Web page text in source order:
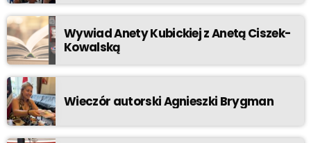
Wywiad Anety Kubickiej z Anetą Ciszek-
Kowalską
Wieczór autorski Agnieszki Brygman